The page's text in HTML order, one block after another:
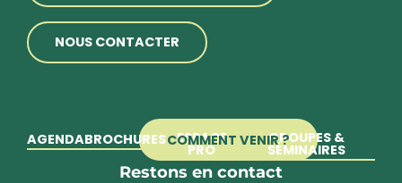
NOUS CONTACTER
COMMENT VENIR ?
AGENDABROCHURES ESPACE
PRO
GROUPES &
SÉMINAIRES
Restons en contact